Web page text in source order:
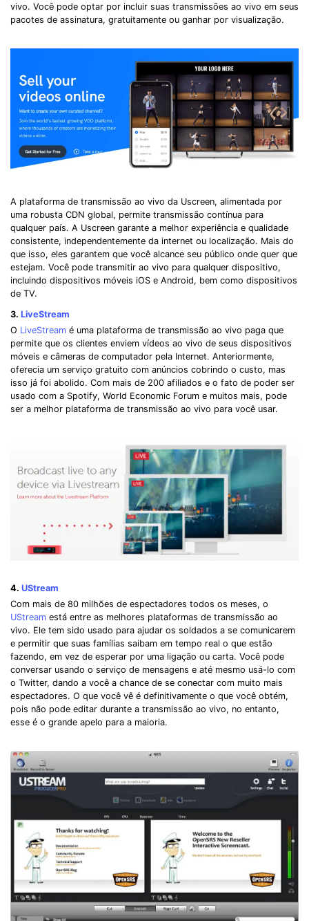
vivo. Você pode optar por incluir suas transmissões ao vivo em seus
pacotes de assinatura, gratuitamente ou ganhar por visualização.
A plataforma de transmissão ao vivo da Uscreen, alimentada por
uma robusta CDN global, permite transmissão contínua para
qualquer país. A Uscreen garante a melhor experiência e qualidade
consistente, independentemente da internet ou localização. Mais do
que isso, eles garantem que você alcance seu público onde quer que
estejam. Você pode transmitir ao vivo para qualquer dispositivo,
incluindo dispositivos móveis iOS e Android, bem como dispositivos
de TV.
3. LiveStream
O LiveStream é uma plataforma de transmissão ao vivo paga que
permite que os clientes enviem vídeos ao vivo de seus dispositivos
móveis e câmeras de computador pela Internet. Anteriormente,
oferecia um serviço gratuito com anúncios cobrindo o custo, mas
isso já foi abolido. Com mais de 200 afiliados e o fato de poder ser
usado com a Spotify, World Economic Forum e muitos mais, pode
ser a melhor plataforma de transmissão ao vivo para você usar.
4. UStream
Com mais de 80 milhões de espectadores todos os meses, o
UStream está entre as melhores plataformas de transmissão ao
vivo. Ele tem sido usado para ajudar os soldados a se comunicarem
e permitir que suas famílias saibam em tempo real o que estão
fazendo, em vez de esperar por uma ligação ou carta. Você pode
conversar usando o serviço de mensagens e até mesmo usá-lo com
o Twitter, dando a você a chance de se conectar com muito mais
espectadores. O que você vê é definitivamente o que você obtém,
pois não pode editar durante a transmissão ao vivo, no entanto,
esse é o grande apelo para a maioria.